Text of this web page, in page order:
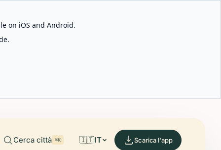
on iOS and Android.
Cerca città ⌘K 🇮🇹IT Scarica l'app